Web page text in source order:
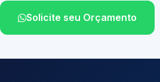
Solicite seu Orçamento